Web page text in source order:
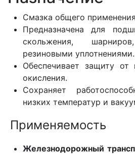
Смазка общего
Предназначена для
скольжения,
резиновыми уплотнениями.
Обеспечивает защиту от
окисления.
Сохраняет
низких температур и
Применяемость
Железнодорожный